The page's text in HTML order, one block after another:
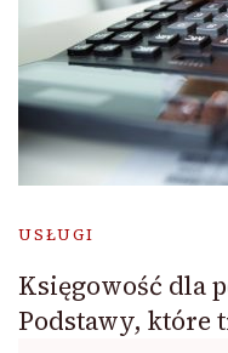
USŁUGI
Księgowość dla
Podstawy, które